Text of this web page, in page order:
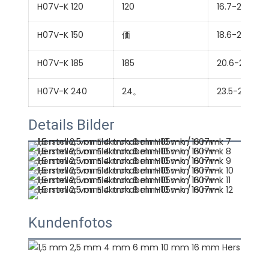
H07V-K 120 120 16.7-20.2
H07V-K 150 価 18.6-22.5
H07V-K 185 185 20.6-24.9
H07V-K 240 24。 23.5-28.4
Details Bilder
Kundenfotos